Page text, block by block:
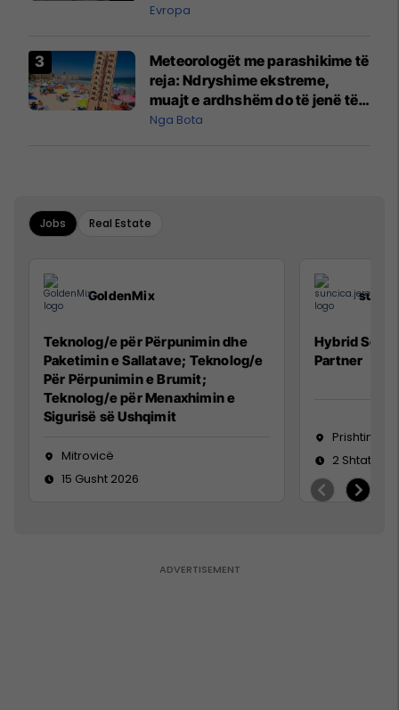
Evropa
Meteorologët me parashikime të
reja: Ndryshime ekstreme,
muajt e ardhshëm do të jenë të
pazakontë
Nga Bota
Jobs Real Estate
GoldenMix
Teknolog/e për Përpunimin dhe
Paketimin e Sallatave; Teknolog/e
Për Përpunimin e Brumit;
Teknolog/e për Menaxhimin e
Sigurisë së Ushqimit
Mitrovicë
15 Gusht 2026
Hybrid
Partner
Prishtinë
2 Shtator